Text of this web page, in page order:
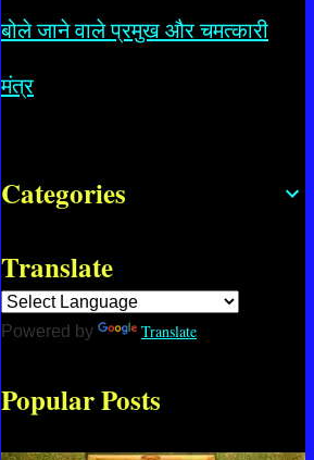
बोले जाने वाले प्रमुख और चमत्कारी
मंत्र
Categories
Translate
Powered by Translate
Popular Posts